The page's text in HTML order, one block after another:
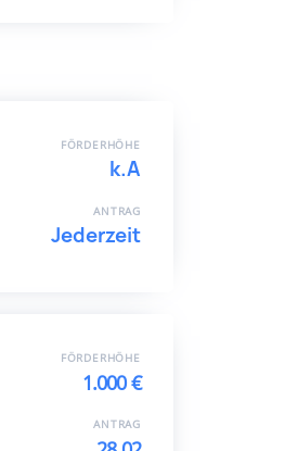
FÖRDERHÖHE
k.A
ANTRAG
Jederzeit
FÖRDERHÖHE
1.000 €
ANTRAG